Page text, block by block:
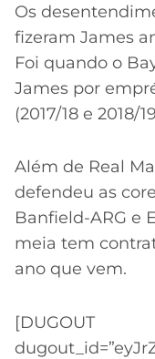
Os
fizeram James
Foi quando o
James por
(2017/18 e 2018/
Além de Real
defendeu as
Banfield-ARG e
meia tem
ano que vem.
[DUGOUT